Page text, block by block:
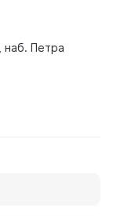
наб. Петра